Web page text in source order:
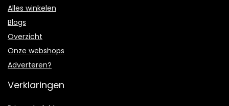
Alles winkelen
Blogs
Overzicht
Onze webshops
Adverteren?
Verklaringen